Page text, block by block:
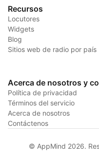
Recursos
Locutores
Widgets
Blog
Sitios web de radio por país
Acerca de nosotros y
Política de privacidad
Términos del servicio
Acerca de nosotros
Contáctenos
© AppMind 2026.